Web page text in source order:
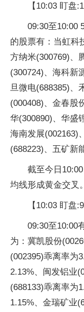
【10:03 盯盘
09:30至10:00
的股票有：当虹科
方纳米(300769)、
(300724)、海科新
旦微电(688385)、
(000408)、金春股
华(300890)、华盛
海南发展(002163)
(688223)、五矿新
截至今日
均线形成黄金交叉。
【10:03 盯盘
09:30至10:00
为：冀凯股份
(002395)乖离率为
2.13%、闽发铝业
(688133)乖离率为
1.15%、金瑞矿业